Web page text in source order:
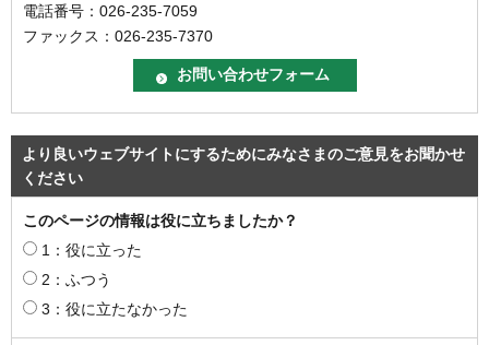
電話番号：026-235-7059
ファックス：026-235-7370
より良いウェブサイトにするためにみなさまのご意見をお聞かせ
ください
このページの情報は役に立ちましたか？
1：役に立った
2：ふつう
3：役に立たなかった